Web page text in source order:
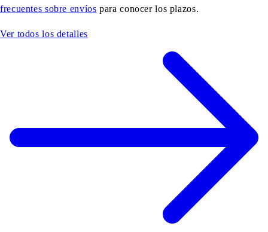
frecuentes sobre envíos para conocer los plazos.
Ver todos los detalles